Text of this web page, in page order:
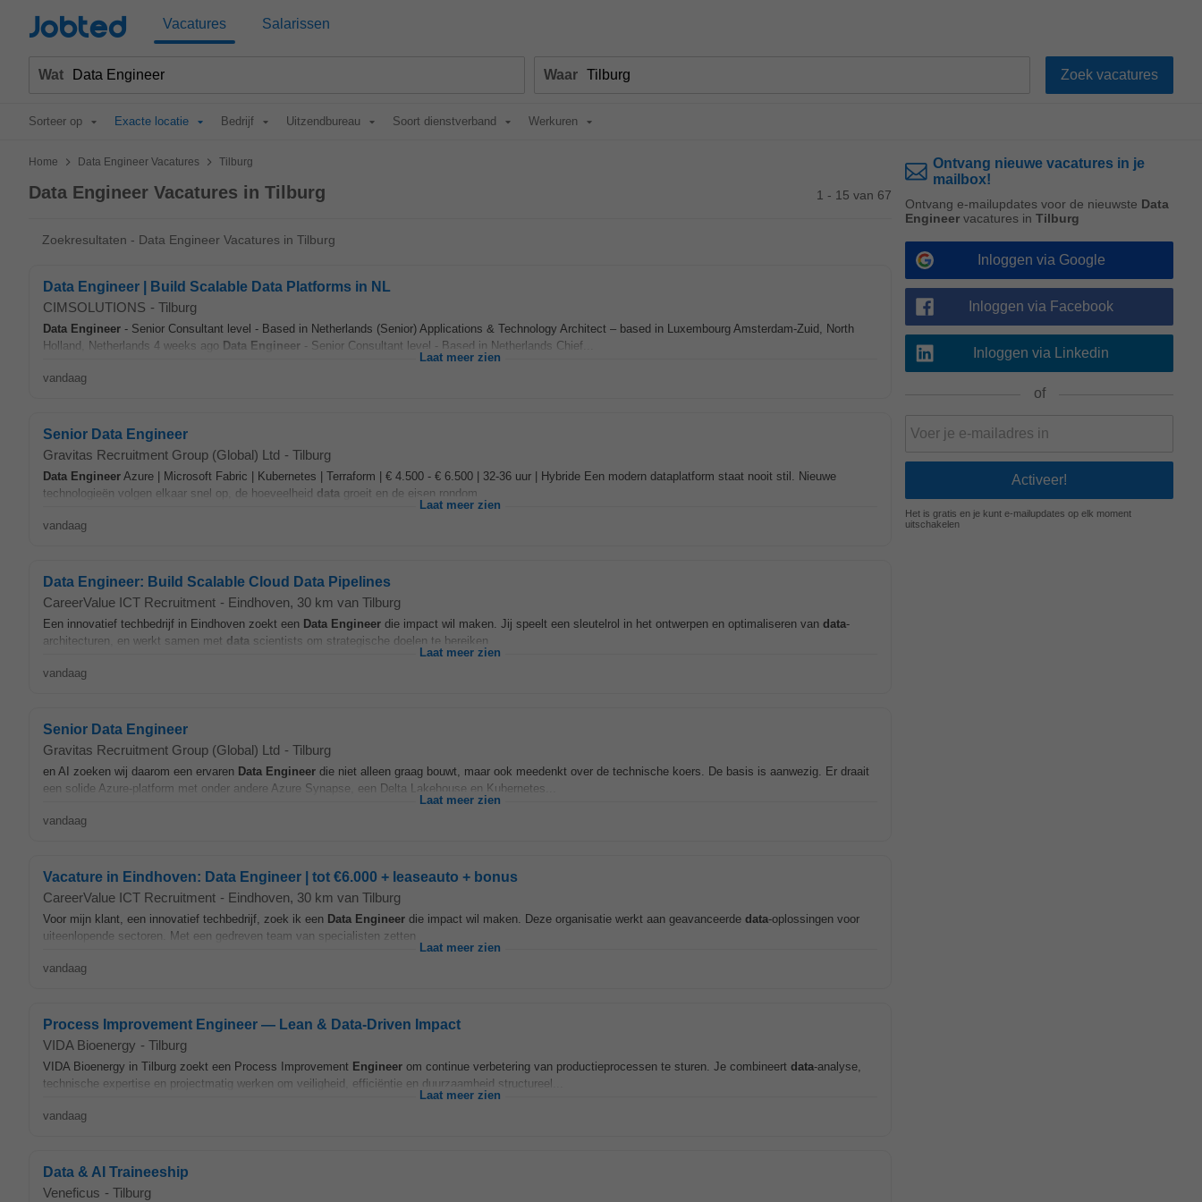
Jobted Vacatures Salarissen
Wat Waar
Sorteer op Exacte locatie Bedrijf Uitzendbureau Soort dienstverband Werkuren
Home > Data Engineer Vacatures > Tilburg
Data Engineer Vacatures in Tilburg 1 - 15 van 67
Zoekresultaten - Data Engineer Vacatures in Tilburg
Data Engineer | Build Scalable Data Platforms in NL
CIMSOLUTIONS - Tilburg
Data Engineer - Senior Consultant level - Based in Netherlands (Senior) Applications & Technology Architect – based in Luxembourg Amsterdam-Zuid, North
Holland, Netherlands 4 weeks ago Data Engineer - Senior Consultant level - Based in Netherlands Chief...
Laat meer zien
vandaag
Senior Data Engineer
Gravitas Recruitment Group (Global) Ltd - Tilburg
Data Engineer Azure | Microsoft Fabric | Kubernetes | Terraform | € 4.500 - € 6.500 | 32-36 uur | Hybride Een modern dataplatform staat nooit stil. Nieuwe
technologieën volgen elkaar snel op, de hoeveelheid data groeit en de eisen rondom...
Laat meer zien
vandaag
Data Engineer: Build Scalable Cloud Data Pipelines
CareerValue ICT Recruitment - Eindhoven, 30 km van Tilburg
Een innovatief techbedrijf in Eindhoven zoekt een Data Engineer die impact wil maken. Jij speelt een sleutelrol in het ontwerpen en optimaliseren van data-
architecturen, en werkt samen met data scientists om strategische doelen te bereiken...
Laat meer zien
vandaag
Senior Data Engineer
Gravitas Recruitment Group (Global) Ltd - Tilburg
en AI zoeken wij daarom een ervaren Data Engineer die niet alleen graag bouwt, maar ook meedenkt over de technische koers. De basis is aanwezig. Er draait
een solide Azure-platform met onder andere Azure Synapse, een Delta Lakehouse en Kubernetes...
Laat meer zien
vandaag
Vacature in Eindhoven: Data Engineer | tot €6.000 + leaseauto + bonus
CareerValue ICT Recruitment - Eindhoven, 30 km van Tilburg
Voor mijn klant, een innovatief techbedrijf, zoek ik een Data Engineer die impact wil maken. Deze organisatie werkt aan geavanceerde data-oplossingen voor
uiteenlopende sectoren. Met een gedreven team van specialisten zetten...
Laat meer zien
vandaag
Process Improvement Engineer — Lean & Data-Driven Impact
VIDA Bioenergy - Tilburg
VIDA Bioenergy in Tilburg zoekt een Process Improvement Engineer om continue verbetering van productieprocessen te sturen. Je combineert data-analyse,
technische expertise en projectmatig werken om veiligheid, efficiëntie en duurzaamheid structureel...
Laat meer zien
vandaag
Data & AI Traineeship
Veneficus - Tilburg
Ontvang nieuwe vacatures in je
mailbox!
Ontvang e-mailupdates voor de nieuwste Data
Engineer vacatures in Tilburg
Inloggen via Google
Inloggen via Facebook
Inloggen via Linkedin
of
Het is gratis en je kunt e-mailupdates op elk moment
uitschakelen